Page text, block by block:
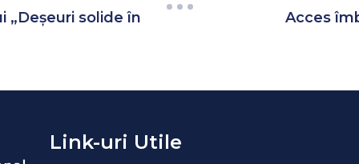
„Deșeuri solide în Acces
Link-uri Utile